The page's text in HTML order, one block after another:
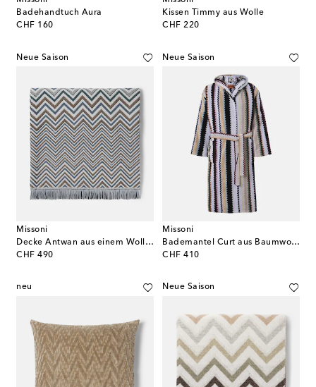
Badehandtuch Aura
CHF 160
original price
Kissen Timmy aus Wolle
CHF 220
original price
Neue Saison
Missoni
Decke Antwan aus einem Wollgemisch
CHF 490
original price
Neue Saison
Missoni
Bademantel Curt aus Baumwollfrottee
CHF 410
original price
neu Neue Saison